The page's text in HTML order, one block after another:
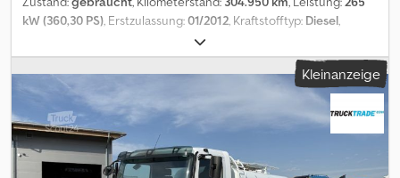
kW (360,30 PS), Erstzulassung:01/2012, Kraftstofftyp: Diesel,
, Reifenzustand:
Konfiguration:4x2, Radstand:4.200 mm, Kraftstoff:Diesel,
Bremsen:Retarder, Farbe:Weiß, Fahrerkabine:Schlafkabine,
Getriebetyp:
Automatisch
, Federung:
Luft
, Gesamtlänge: 8.300 mm, Gesamtbreite: 2.550 mm,
Gesamthöhe:3.400 mm , Laderaumvolumen:
, Baujahr:
2012, Ausstattung:ABS, Bordcomputer, Differentialsperre, EBS
(Elektronisches Bremssystem), Elektronisches
Kleinanzeige